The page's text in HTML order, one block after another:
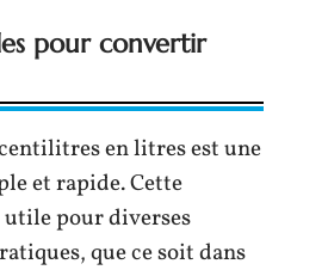
pour convertir
en litres est une
et rapide. Cette
utile pour diverses
que ce soit dans